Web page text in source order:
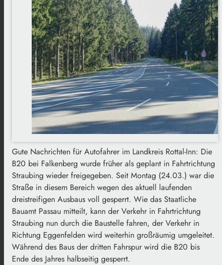
Gute Nachrichten für Autofahrer im Landkreis Rottal-Inn: Die
B20 bei Falkenberg wurde früher als geplant in Fahrtrichtung
Straubing wieder freigegeben. Seit Montag (24.03.) war die
Straße in diesem Bereich wegen des aktuell laufenden
dreistreifigen Ausbaus voll gesperrt. Wie das Staatliche
Bauamt Passau mitteilt, kann der Verkehr in Fahrtrichtung
Straubing nun durch die Baustelle fahren, der Verkehr in
Richtung Eggenfelden wird weiterhin großräumig umgeleitet.
Während des Baus der dritten Fahrspur wird die B20 bis
Ende des Jahres halbseitig gesperrt.